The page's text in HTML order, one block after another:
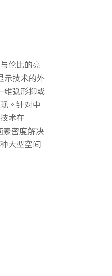
伦比的亮
示技术的外
维弧形抑或
。针对中
术在
素密度解决
大型空间